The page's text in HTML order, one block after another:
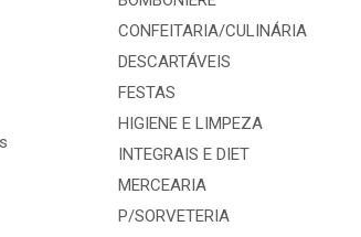
CONFEITARIA/CULINÁRIA
DESCARTÁVEIS
FESTAS
HIGIENE E LIMPEZA
INTEGRAIS E DIET
MERCEARIA
P/SORVETERIA